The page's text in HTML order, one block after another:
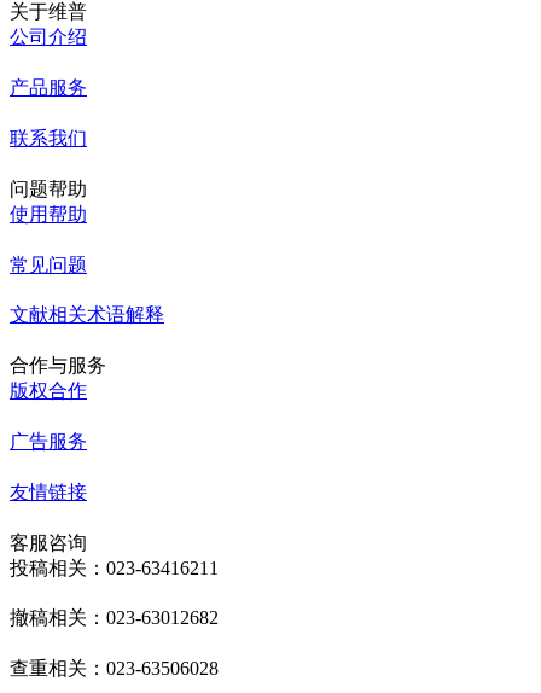
关于维普
公司介绍
产品服务
联系我们
问题帮助
使用帮助
常见问题
文献相关术语解释
合作与服务
版权合作
广告服务
友情链接
客服咨询
投稿相关：023-63416211
撤稿相关：023-63012682
查重相关：023-63506028